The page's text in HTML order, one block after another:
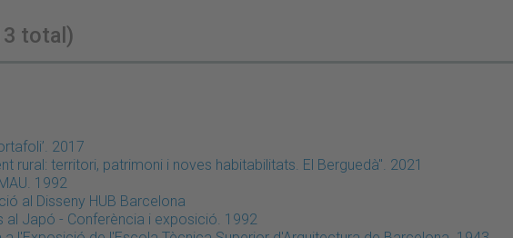
total)
2017
rural: territori, patrimoni i noves habitabilitats. El Berguedà". 2021
1992
al Disseny HUB Barcelona
al Japó - Conferència i exposició. 1992